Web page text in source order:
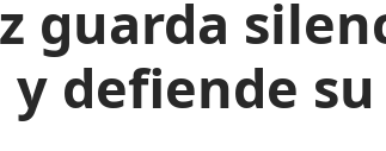
guarda
defiende